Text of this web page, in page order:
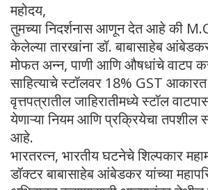
महोदय,
तुमच्या निदर्शनास आणून देत आहे की
केलेल्या तारखांना डॉ. बाबासाहेब
मोफत अन्न, पाणी आणि औषधांचे वाटप
साहित्याचे स्टॉलवर 18% GST
वृत्तपत्रातील जाहिरातीमध्ये स्टॉल
येणाऱ्या नियम आणि प्रक्रियेचा तपशील
आहे.
भारतरत्न, भारतीय घटनेचे शिल्पकार
डॉक्टर बाबासाहेब आंबेडकर यांच्या